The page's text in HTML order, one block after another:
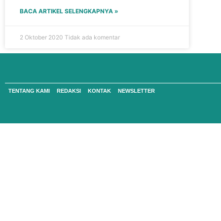
BACA ARTIKEL SELENGKAPNYA »
2 Oktober 2020 Tidak ada komentar
TENTANG KAMI REDAKSI KONTAK NEWSLETTER